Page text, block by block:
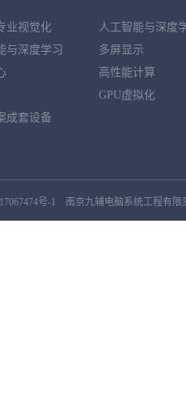
业视觉化
与深度学习
成套设备
人工智能与深度
多屏显示
高性能计算
GPU虚拟化
号-1 南京九辅电脑系统工程有